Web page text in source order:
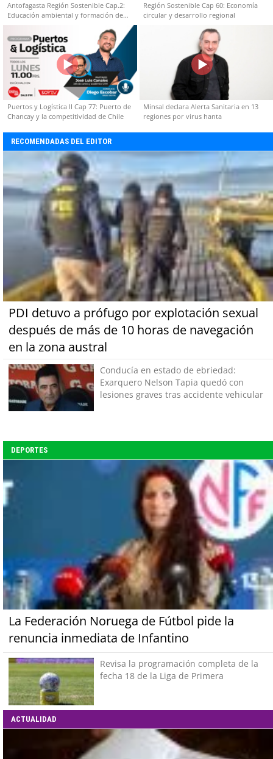
Antofagasta Región Sostenible Cap.2:
Educación ambiental y formación de
capacidades técnicas
Región Sostenible Cap 60: Economía
circular y desarrollo regional
Puertos y Logística II Cap 77: Puerto de
Chancay y la competitividad de Chile
Minsal declara Alerta Sanitaria en 13
regiones por virus hanta
RECOMENDADAS DEL EDITOR
PDI detuvo a prófugo por explotación sexual
después de más de 10 horas de navegación
en la zona austral
Conducía en estado de ebriedad:
Exarquero Nelson Tapia quedó con
lesiones graves tras accidente vehicular
DEPORTES
La Federación Noruega de Fútbol pide la
renuncia inmediata de Infantino
Revisa la programación completa de la
fecha 18 de la Liga de Primera
ACTUALIDAD